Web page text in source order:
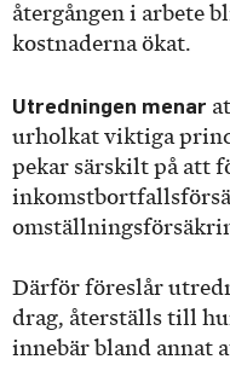
återgången i arbete
kostnaderna ökat.
Utredningen menar
urholkat viktiga
pekar särskilt på att
Därför föreslår
drag, återställs till
innebär bland annat